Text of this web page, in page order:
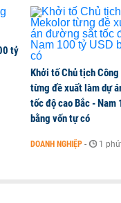
ngân hàng thuần số
tỷ
Khởi tố Chủ tịch
từng đề xuất làm dự
tốc độ cao Bắc - Nam
bằng vốn tự có
DOANH NGHIỆP - 1